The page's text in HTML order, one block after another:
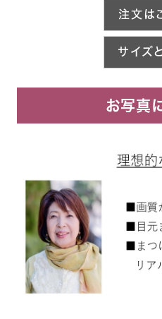
注文は
サイズ
お写真